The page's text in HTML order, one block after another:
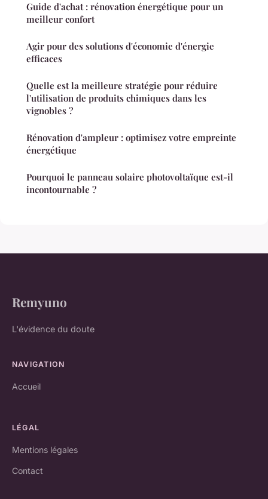
Guide d'achat : rénovation énergétique pour un
meilleur confort
Agir pour des solutions d'économie d'énergie
efficaces
Quelle est la meilleure stratégie pour réduire
l'utilisation de produits chimiques dans les
vignobles ?
Rénovation d'ampleur : optimisez votre empreinte
énergétique
Pourquoi le panneau solaire photovoltaïque est-il
incontournable ?
Remyuno
L'évidence du doute
NAVIGATION
Accueil
LÉGAL
Mentions légales
Contact